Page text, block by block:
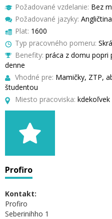
Požadované vzdelanie: Bez
Požadované jazyky:
Plat: 1600
Typ pracovného pomeru:
Benefity: práca z domu popri
denne
Vhodné pre: Mamičky, ZTP,
študentou
Miesto pracoviska: kdekoľvek
Profiro
Kontakt:
Profiro
Seberinihho 1